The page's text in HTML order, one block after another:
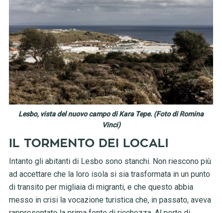
Lesbo, vista del nuovo campo di Kara Tepe. (Foto di Romina
Vinci)
IL TORMENTO DEI LOCALI
Intanto gli abitanti di Lesbo sono stanchi. Non riescono più
ad accettare che la loro isola si sia trasformata in un punto
di transito per migliaia di migranti, e che questo abbia
messo in crisi la vocazione turistica che, in passato, aveva